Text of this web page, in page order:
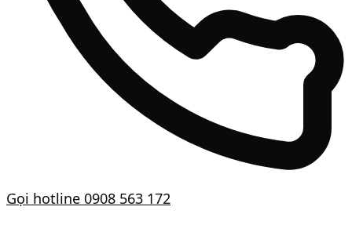
Gọi hotline 0908 563 172